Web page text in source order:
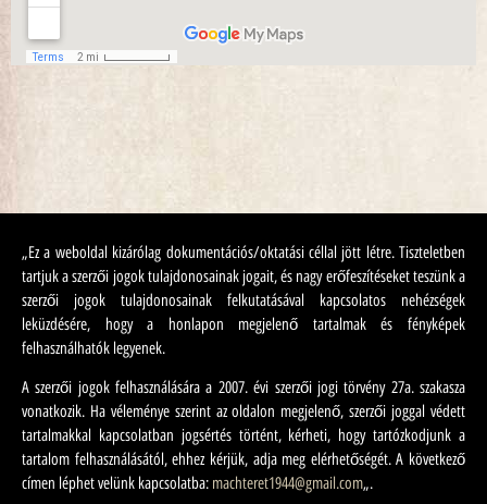
„Ez a weboldal kizárólag dokumentációs/oktatási céllal jött létre. Tiszteletben
tartjuk a szerzői jogok tulajdonosainak jogait, és nagy erőfeszítéseket teszünk a
szerzői jogok tulajdonosainak felkutatásával kapcsolatos nehézségek
leküzdésére, hogy a honlapon megjelenő tartalmak és fényképek
felhasználhatók legyenek.
A szerzői jogok felhasználására a 2007. évi szerzői jogi törvény 27a. szakasza
vonatkozik. Ha véleménye szerint az oldalon megjelenő, szerzői joggal védett
tartalmakkal kapcsolatban jogsértés történt, kérheti, hogy tartózkodjunk a
tartalom felhasználásától, ehhez kérjük, adja meg elérhetőségét. A következő
címen léphet velünk kapcsolatba: machteret1944@gmail.com„.